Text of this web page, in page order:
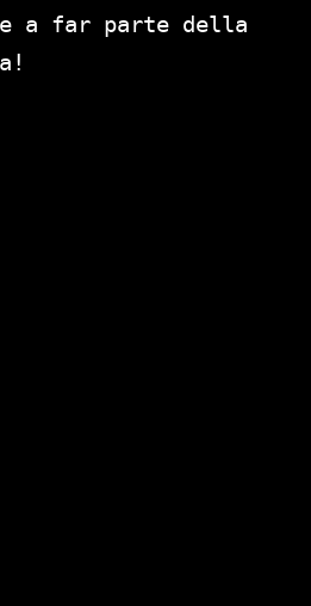
a far parte della